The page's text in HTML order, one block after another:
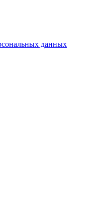
данных